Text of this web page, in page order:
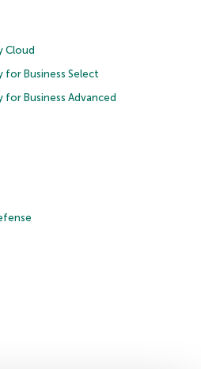
Cloud
for Business Select
for Business Advanced